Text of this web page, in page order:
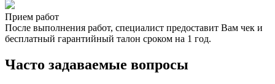
Прием работ
После выполнения работ, специалист предоставит Вам чек и
бесплатный гарантийный талон сроком на 1 год.
Часто задаваемые вопросы